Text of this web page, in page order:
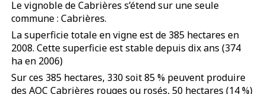
Le vignoble de Cabrières s’étend sur une seule
commune : Cabrières.
La superficie totale en vigne est de 385 hectares en
2008. Cette superficie est stable depuis dix ans (374
ha en 2006)
Sur ces 385 hectares, 330 soit 85 % peuvent produire
des AOC Cabrières rouges ou rosés, 50 hectares (14 %)